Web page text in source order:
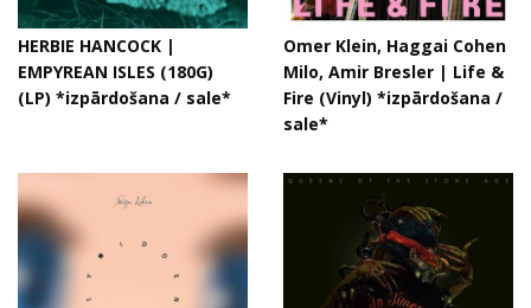
HERBIE HANCOCK |
EMPYREAN ISLES (180G)
(LP) *izpārdošana / sale*
Omer Klein, Haggai Cohen
Milo, Amir Bresler | Life &
Fire (Vinyl) *izpārdošana /
sale*